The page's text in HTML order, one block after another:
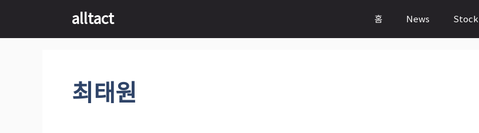
content
alltact 홈 News Stock
최태원